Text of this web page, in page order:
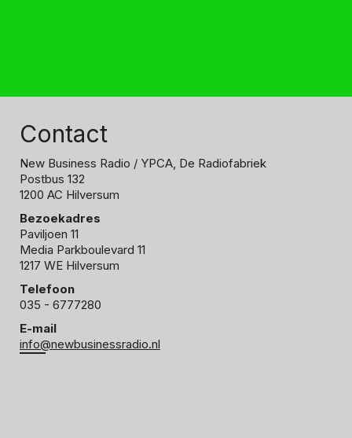
Contact
New Business Radio / YPCA, De Radiofabriek
Postbus 132
1200 AC Hilversum
Bezoekadres
Paviljoen 11
Media Parkboulevard 11
1217 WE Hilversum
Telefoon
035 - 6777280
E-mail
info@newbusinessradio.nl